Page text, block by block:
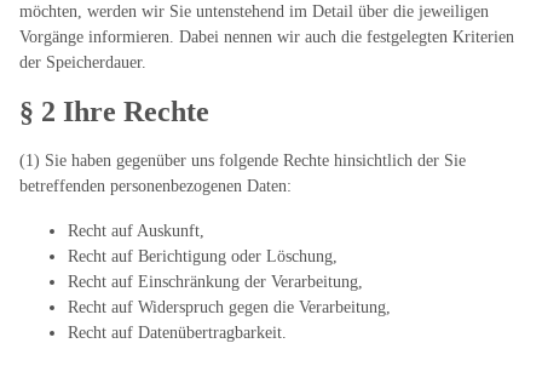
möchten, werden wir Sie untenstehend im Detail über die jeweiligen
Vorgänge informieren. Dabei nennen wir auch die festgelegten Kriterien
der Speicherdauer.
§ 2 Ihre Rechte
(1) Sie haben gegenüber uns folgende Rechte hinsichtlich der Sie
betreffenden personenbezogenen Daten:
Recht auf Auskunft,
Recht auf Berichtigung oder Löschung,
Recht auf Einschränkung der Verarbeitung,
Recht auf Widerspruch gegen die Verarbeitung,
Recht auf Datenübertragbarkeit.